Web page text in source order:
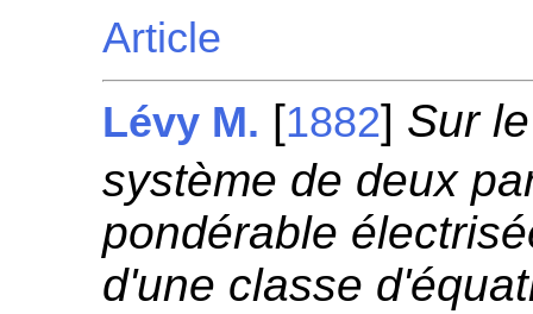
Article
Lévy M. [1882] Sur
système de deux
pondérable
d'une classe